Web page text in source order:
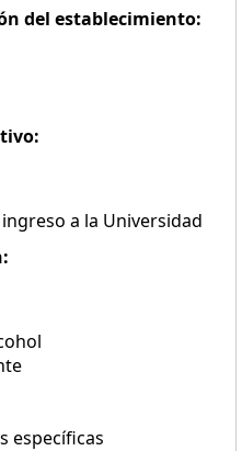
del establecimiento:
a la Universidad
específicas